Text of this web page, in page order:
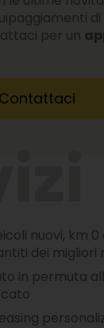
per un
Contattaci
nuovi, km 0
dei migliori
in permuta